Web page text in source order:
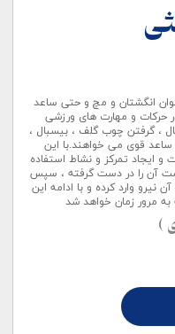
انگشتان و مچ و حتی ساعد
حرکات و مهارت های ورزشی
، گرفتن چوب گلف ، بیسبال ،
قوی می خواهند.با این
تمرکز و نشاط استفاده
آن را در دست گرفته ، سپس
وارد کرده و با ادامه این
مرور زمان خواهد شد
)